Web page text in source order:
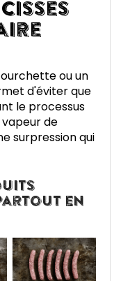
ou un
d'éviter que
le processus
de
surpression qui
en